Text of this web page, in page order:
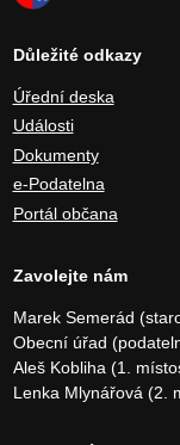
Důležité odkazy
Úřední deska
Události
Dokumenty
e-Podatelna
Portál občana
Zavolejte nám
Marek Semerád
Obecní úřad
Aleš Kobliha (1.
Lenka Mlynářová (2.